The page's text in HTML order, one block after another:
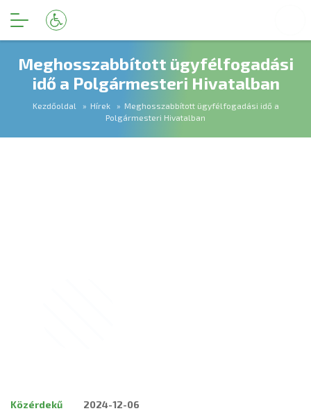
Meghosszabbított ügyfélfogadási
idő a Polgármesteri Hivatalban
Kezdőoldal Hírek
Meghosszabbított ügyfélfogadási idő a
Polgármesteri Hivatalban
Közérdekű 2024-12-06